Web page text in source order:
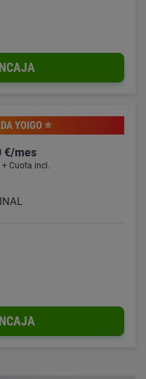
YOIGO ⭐️
€/mes
+ Cuota incl.